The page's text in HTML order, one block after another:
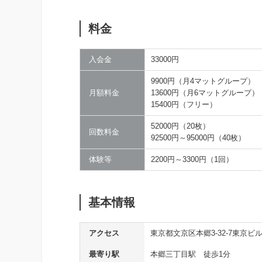
料金
入会金 33000円
月額料金
9900円（月4マットグループ）
13600円（月6マットグループ）
15400円（フリー）
回数料金
52000円（20枚）
92500円～95000円（40枚）
体験等 2200円～3300円（1回）
基本情報
アクセス 東京都文京区本郷3-32-7東京ビ
最寄り駅 本郷三丁目駅 徒歩1分